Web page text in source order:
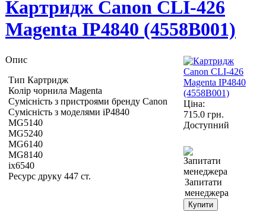
Картридж Canon CLI-426
Magenta IP4840 (4558B001)
Опис
Тип Картридж
Колір чорнила Magenta
Сумісність з пристроями бренду Canon
Сумісність з моделями iP4840
MG5140
MG5240
MG6140
MG8140
ix6540
Ресурс друку 447 ст.
Ціна:
715.0 грн.
Доступний
Запитати
менеджера
Купити